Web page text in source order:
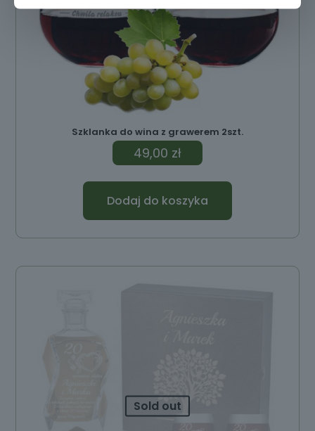
Szklanka do wina z grawerem 2szt.
49,00 zł
Dodaj do koszyka
Sold out